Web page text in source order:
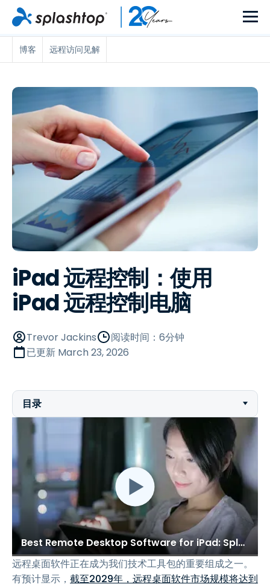
博客 远程访问见解
iPad 远程控制：使用
iPad 远程控制电脑
Trevor Jackins
阅读时间：6分钟
已更新 March 23, 2026
目录
Best Remote Desktop Software for iPad: Splashtop
远程桌面软件正在成为我们技术工具包的重要组成之一。
有预计显示， 截至2029年，远程桌面软件市场规模将达到